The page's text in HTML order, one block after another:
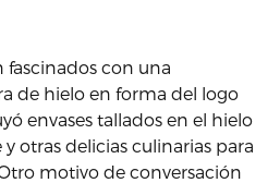
fascinados con una
de hielo en forma del logo
envases tallados en el hielo
otras delicias culinarias para
motivo de conversación